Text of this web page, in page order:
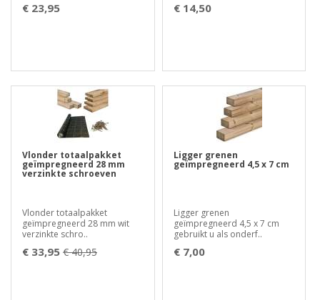
€ 23,95 € 14,50
Vlonder totaalpakket
geïmpregneerd 28 mm
verzinkte schroeven
Vlonder totaalpakket
geïmpregneerd 28 mm wit
verzinkte schro..
€ 33,95 € 40,95
Ligger grenen
geïmpregneerd 4,5 x 7 cm
Ligger grenen
geïmpregneerd 4,5 x 7 cm
gebruikt u als onderf..
€ 7,00